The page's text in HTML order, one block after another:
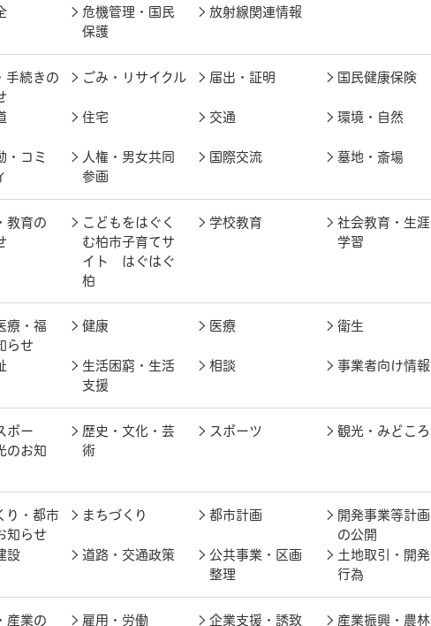
危機管理・国民
保護
放射線関連情報
手続きの
ごみ・リサイクル 届出・証明 国民健康保険
住宅 交通 環境・自然
・コミ
人権・男女共同
参画
国際交流 墓地・斎場
教育の
こどもをはぐく
む柏市子育てサ
イト はぐはぐ
柏
学校教育
社会教育・生涯
学習
療・福
らせ
健康 医療 衛生
生活困窮・生活
支援
相談 事業者向け情報
ポー
のお知
歴史・文化・芸
術
スポーツ 観光・みどころ
り・都市
知らせ
まちづくり 都市計画
開発事業等計画
の公開
設 道路・交通政策
公共事業・区画
整理
土地取引・開発
行為
産業の 雇用・労働 企業支援・誘致 産業振興・農林